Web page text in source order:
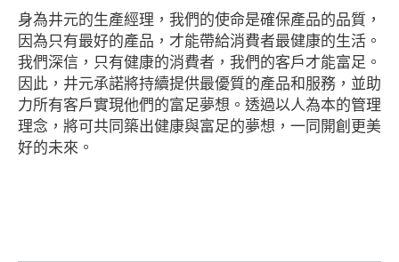
身為井元的生產經理，我們的使命是確保產品的品質，
因為只有最好的產品，才能帶給消費者最健康的生活。
我們深信，只有健康的消費者，我們的客戶才能富足。
因此，井元承諾將持續提供最優質的產品和服務，並助
力所有客戶實現他們的富足夢想。透過以人為本的管理
理念，將可共同築出健康與富足的夢想，一同開創更美
好的未來。